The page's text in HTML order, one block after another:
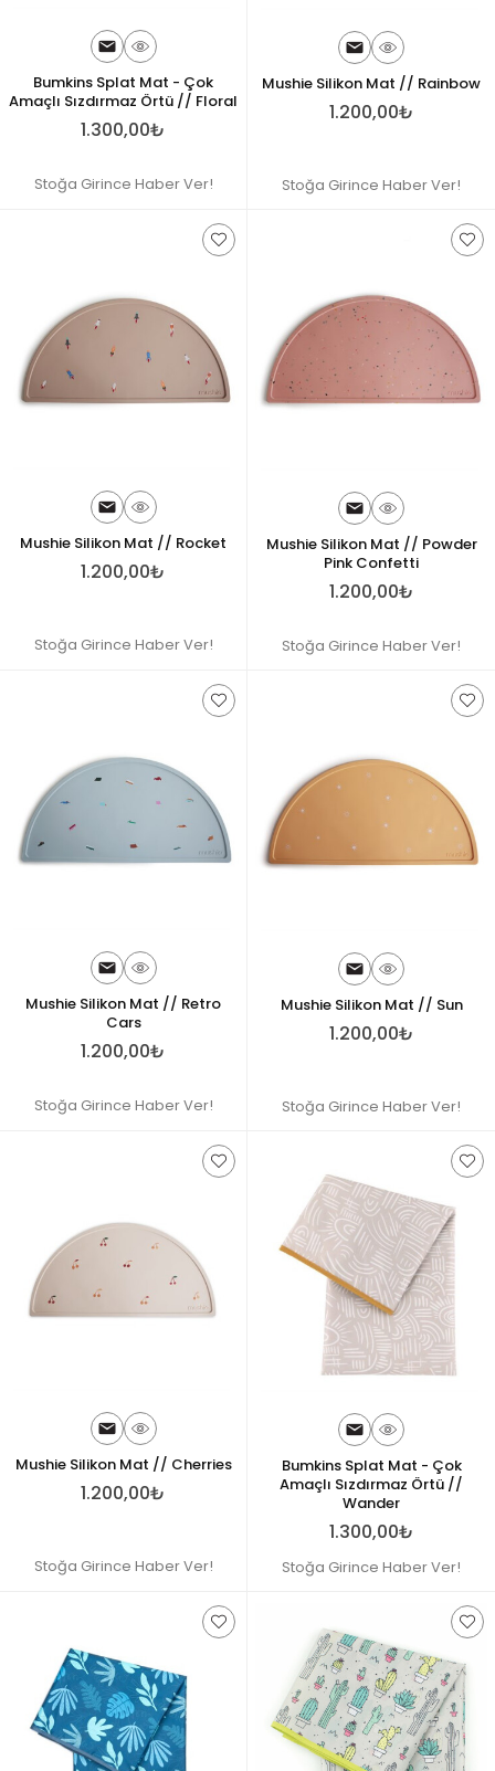
Bumkins Splat Mat - Çok
Amaçlı Sızdırmaz Örtü // Floral
1.300,00₺
Stoğa Girince Haber Ver!
Mushie Silikon Mat // Rainbow
1.200,00₺
Stoğa Girince Haber Ver!
Mushie Silikon Mat // Rocket
1.200,00₺
Stoğa Girince Haber Ver!
Mushie Silikon Mat // Powder
Pink Confetti
1.200,00₺
Stoğa Girince Haber Ver!
Mushie Silikon Mat // Retro
Cars
1.200,00₺
Stoğa Girince Haber Ver!
Mushie Silikon Mat // Sun
1.200,00₺
Stoğa Girince Haber Ver!
Mushie Silikon Mat // Cherries
1.200,00₺
Stoğa Girince Haber Ver!
Bumkins Splat Mat - Çok
Amaçlı Sızdırmaz Örtü //
Wander
1.300,00₺
Stoğa Girince Haber Ver!